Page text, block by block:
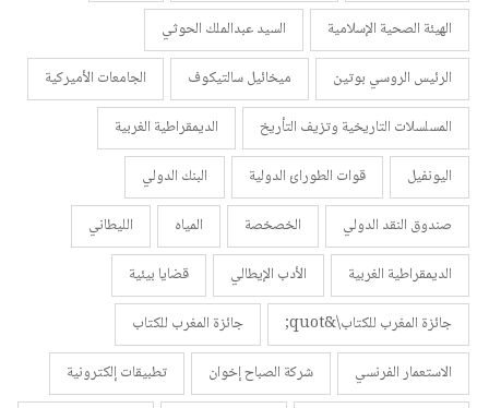
الهيئة الصحية الإسلامية
السيد عبدالملك الحوثي
الرئيس الروسي بوتين
ميخائيل سالتيكوف
الجامعات الأميركية
المسلسلات التاريخية وتزيف التأريخ
الديمقراطية الغربية
اليونفيل
قوات الطورائ الدولية
البنك الدولي
صندوق النقد الدولي
الخصخصة المياه
الليطاني
الديمقراطية الغربية
الأدب الإيطالي
قضايا بيئية
جائزة المغرب للكتاب\&quot;
جائزة المغرب للكتاب
الاستعمار الفرنسي
شركة الصباح إخوان
تطبيقات إلكترونية